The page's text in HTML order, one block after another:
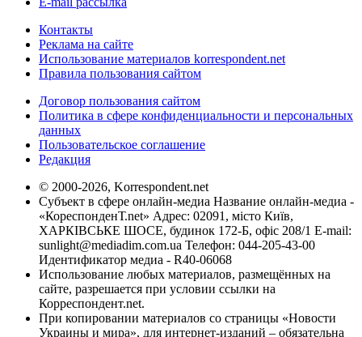
Контакты
Реклама на сайте
Использование материалов korrespondent.net
Правила пользования сайтом
Договор пользования сайтом
Политика в сфере конфиденциальности и персональных
данных
Пользовательское соглашение
Редакция
© 2000-2026, Korrespondent.net
Субъект в сфере онлайн-медиа Название онлайн-медиа -
«КореспонденТ.net» Адрес: 02091, місто Київ,
ХАРКІВСЬКЕ ШОСЕ, будинок 172-Б, офіс 208/1 E-mail:
sunlight@mediadim.com.ua Телефон: 044-205-43-00
Идентификатор медиа - R40-06068
Использование любых материалов, размещённых на
сайте, разрешается при условии ссылки на
Корреспондент.net.
При копировании материалов со страницы «Новости
Украины и мира», для интернет-изданий – обязательна